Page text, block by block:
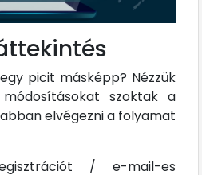
picit másképp? Nézzük
szoktak a
elvégezni a folyamat
/ e-mail-es